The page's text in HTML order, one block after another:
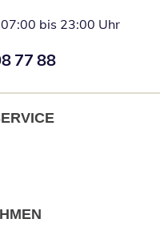
bis 23:00 Uhr
téléphone:
77 88